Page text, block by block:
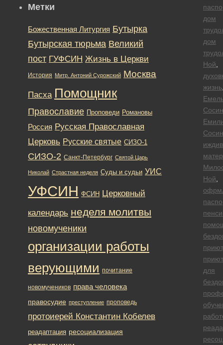
дом
дом
Ной
жизнь
Ной
приют
приют
для
Метки
Божественная Литургия Бутырка
Бутырская тюрьма Великий
пост ГУФСИН Жизнь в Церкви
История Митр. Антоний Сурожский Москва
Пасха Помощник
Православие Проповеди Романовы
Россия Русская Православная
Церковь Русские святые СИЗО-1
СИЗО-2 Санкт-Петербург Святой Царь
Николай Страстная неделя Суды и судьи УИС
УФСИН ФСИН Церковный
календарь неделя молитвы
новомученики
организации работы
верующими почитание
новомучеников права человека
правосудие преступление проповедь
протоиерей Константин Кобелев
реадаптация ресоциализация